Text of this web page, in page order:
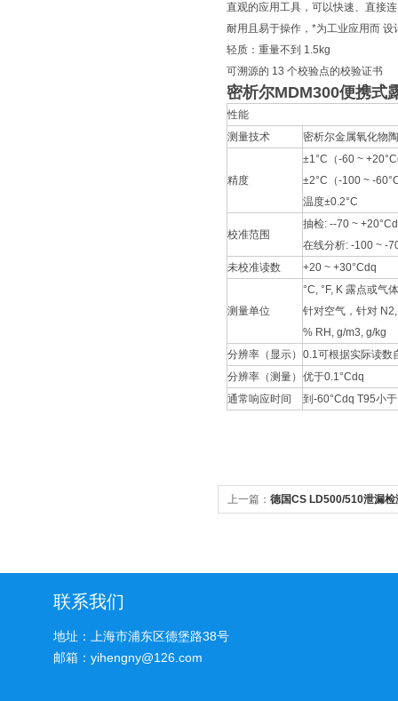
直观的应用工具，可以快速、直接
耐用且易于操作，*为工业应用而 设
轻质：重量不到 1.5kg
可溯源的 13 个校验点的校验证书
密析尔MDM300便携式
性能
测量技术
密析尔金属氧化物
精度
±1°C（-60 ~
±2°C（-100 ~ -
温度±0.2°C
校准范围
抽检: --70 ~
在线分析: -100 ~ -
未校准读数
+20 ~ +30°Cdq
测量单位
°C, °F, K 露点或气
针对空气，针对
% RH, g/m3, g/kg
分辨率（显示） 0.1可根据实际读数
分辨率（测量） 优于0.1°Cdq
通常响应时间
到-60°Cdq T95小
上一篇： 德国CS LD500/510泄漏检
联系我们
地址：上海市浦东区德堡路38号
邮箱：yihengny@126.com